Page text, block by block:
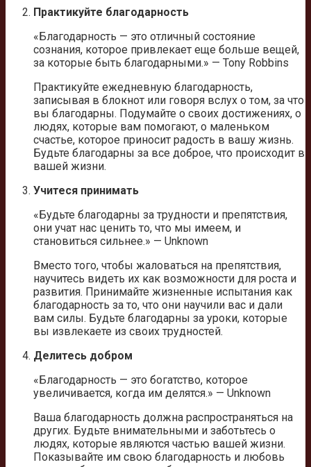
Практикуйте благодарность
«Благодарность — это отличный состояние
сознания, которое привлекает еще больше вещей,
за которые быть благодарными.» — Tony Robbins
Практикуйте ежедневную благодарность,
записывая в блокнот или говоря вслух о том, за что
вы благодарны. Подумайте о своих достижениях, о
людях, которые вам помогают, о маленьком
счастье, которое приносит радость в вашу жизнь.
Будьте благодарны за все доброе, что происходит в
вашей жизни.
Учитеся принимать
«Будьте благодарны за трудности и препятствия,
они учат нас ценить то, что мы имеем, и
становиться сильнее.» — Unknown
Вместо того, чтобы жаловаться на препятствия,
научитесь видеть их как возможности для роста и
развития. Принимайте жизненные испытания как
благодарность за то, что они научили вас и дали
вам силы. Будьте благодарны за уроки, которые
вы извлекаете из своих трудностей.
Делитесь добром
«Благодарность — это богатство, которое
увеличивается, когда им делятся.» — Unknown
Ваша благодарность должна распространяться на
других. Будьте внимательными и заботьтесь о
людях, которые являются частью вашей жизни.
Показывайте им свою благодарность и любовь